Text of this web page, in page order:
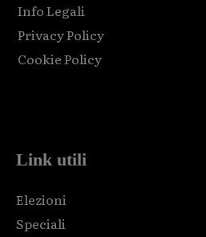
Info Legali
Privacy Policy
Cookie Policy
Link utili
Elezioni
Speciali